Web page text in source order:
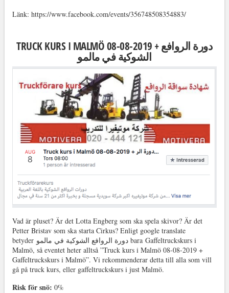
Länk: https://www.facebook.com/events/356748508354883/
TRUCK KURS I MALMÖ 08-08-2019 + دورة الروافع
الشوكية في مالمو
Vad är pluset? Är det Lotta Engberg som ska spela skivor? Är det
Petter Bristav som ska starta Cirkus? Enligt google translate
betyder دورة الروافع الشوكية في مالمو bara Gaffeltruckskurs i
Malmö, så eventet heter alltså ”Truck kurs i Malmö 08-08-2019 +
Gaffeltruckskurs i Malmö”. Vi rekommenderar detta till alla som vill
gå på truck kurs, eller gaffeltruckskurs i just Malmö.
Risk för snö: 0%